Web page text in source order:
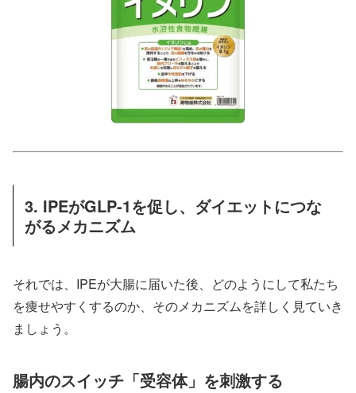
3. IPEがGLP-1を促し、ダイエットにつな
がるメカニズム
それでは、IPEが大腸に届いた後、どのようにして私たち
を痩せやすくするのか、そのメカニズムを詳しく見ていき
ましょう。
腸内のスイッチ「受容体」を刺激する